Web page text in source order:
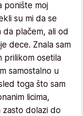
ponište moj
su mi da se
da plačem, ali od
dece. Znala sam
prilikom osetila
samostalno u
toga što sam
licima,
zasto dolazi do